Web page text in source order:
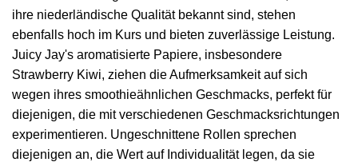
ihre niederländische Qualität bekannt sind, stehen
ebenfalls hoch im Kurs und bieten zuverlässige Leistung.
Juicy Jay's aromatisierte Papiere, insbesondere
Strawberry Kiwi, ziehen die Aufmerksamkeit auf sich
wegen ihres smoothieähnlichen Geschmacks, perfekt für
diejenigen, die mit verschiedenen Geschmacksrichtungen
experimentieren. Ungeschnittene Rollen sprechen
diejenigen an, die Wert auf Individualität legen, da sie